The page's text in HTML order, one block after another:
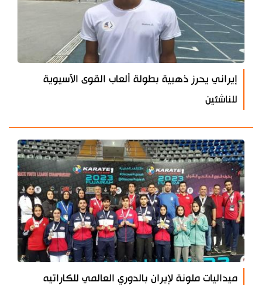
إيراني يحرز ذهبية بطولة ألعاب القوى الآسيوية
للناشئين
ميداليات ملونة لإيران بالدوري العالمي للكاراتيه